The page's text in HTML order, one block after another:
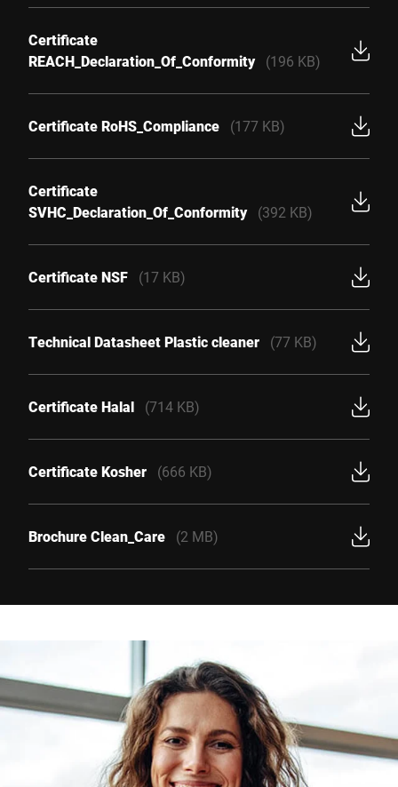
Certificate
REACH_Declaration_Of_Conformity
(196 KB)
Certificate RoHS_Compliance (177 KB)
Certificate
SVHC_Declaration_Of_Conformity
(392 KB)
Certificate NSF (17 KB)
Technical Datasheet Plastic cleaner (77 KB)
Certificate Halal (714 KB)
Certificate Kosher (666 KB)
Brochure Clean_Care (2 MB)